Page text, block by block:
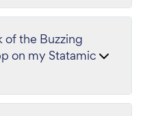
of the Buzzing
on my Statamic